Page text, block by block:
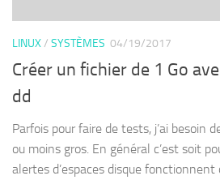
LINUX/ SYSTÈMES 04/19/2017
Créer un fichier de 1 Go
dd
Parfois pour faire de tests, j’ai besoin
ou moins gros. En général c’est soit
alertes d’espaces disque